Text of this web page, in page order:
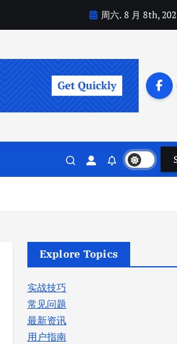
周六. 8 月 8th,
Explore Topics
实战技巧
常见问题
最新资讯
用户指南